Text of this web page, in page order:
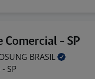
Comercial - SP
BRASIL
SP